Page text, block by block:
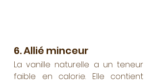
6. Allié minceur
La vanille naturelle a un teneur
faible en calorie. Elle contient